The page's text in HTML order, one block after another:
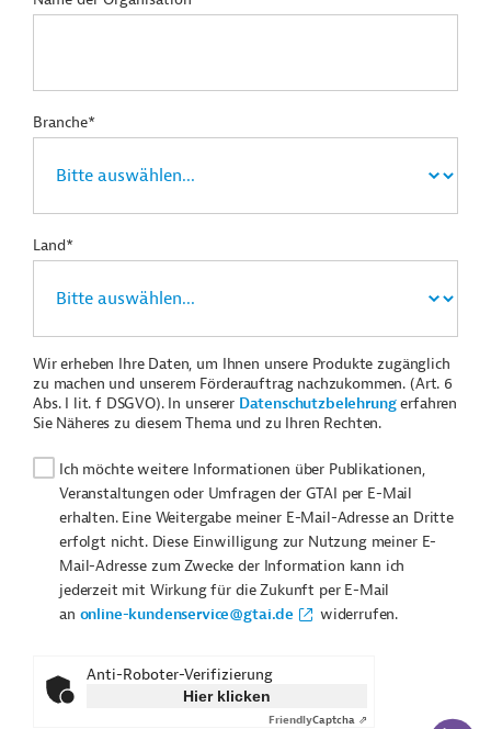
Branche*
Land*
Wir erheben Ihre Daten, um Ihnen unsere Produkte zugänglich
zu machen und unserem Förderauftrag nachzukommen. (Art. 6
Abs. I lit. f DSGVO). In unserer Datenschutzbelehrungerfahren
Sie Näheres zu diesem Thema und zu Ihren Rechten.
Ich möchte weitere Informationen über Publikationen,
Veranstaltungen oder Umfragen der GTAI per E-Mail
erhalten. Eine Weitergabe meiner E-Mail-Adresse an Dritte
erfolgt nicht. Diese Einwilligung zur Nutzung meiner E-
Mail-Adresse zum Zwecke der Information kann ich
jederzeit mit Wirkung für die Zukunft per E-Mail
an online-kundenservice@gtai.de widerrufen.
Anti-Roboter-Verifizierung
Hier klicken
FriendlyCaptcha ⇗ KI-